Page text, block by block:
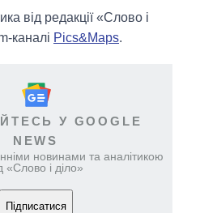
від редакції «Слово і
каналі Pics&Maps.
У GOOGLE
NEWS
новинами та аналітикою
«Слово і діло»
Підписатися